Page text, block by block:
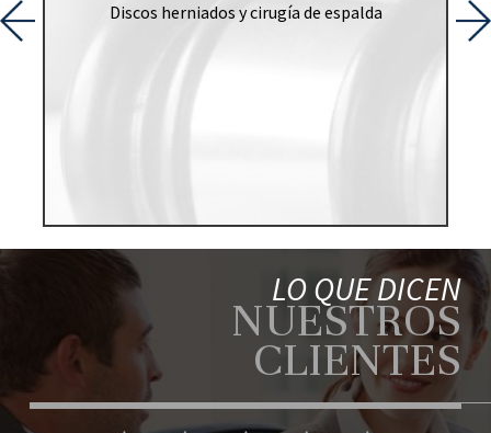
y cirugía de espalda
Un peatón fue golpeado
responsabilidad fue
LO QUE DICEN
NUESTROS
CLIENTES